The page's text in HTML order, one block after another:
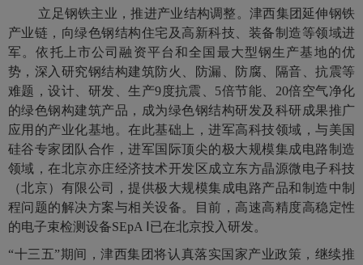
立足钢铁主业，推进产业结构调整。津西集团延伸钢铁
产业链，向绿色钢结构住宅及高新科技、装备制造等领域进
军。依托上市公司融资平台和全国最大型钢生产基地的优
势，深入研究钢结构建筑防火、防漏、防腐、隔音、抗震等
难题，设计、研发、生产9度抗震、5倍节能、20倍空气净化
的绿色钢构建筑产品，成为绿色钢结构研发及科研成果推广
应用的产业化基地。在此基础上，进军高科技领域，与美国
硅谷专家团队合作，进军国际顶尖的极大规模集成电路制造
领域，在北京亦庄经济技术开发区成立东方晶源微电子科技
（北京）有限公司，提供极大规模集成电路产品和制造中制
程问题的解决方案与相关设备。目前，高速高精度高稳定性
的电子束检测设备SEpA Ⅰ已在北京投入研发。
“十三五”期间，津西集团将认真落实国家产业政策，继续推